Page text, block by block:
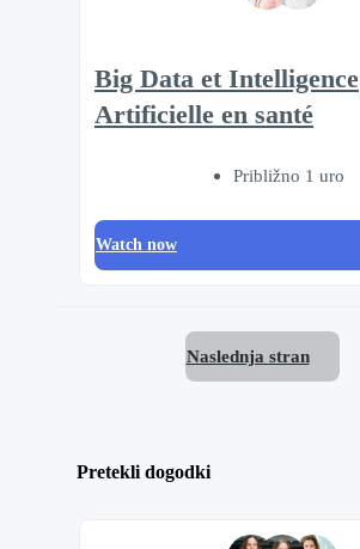
Big Data et Intelligence
Artificielle en santé
Približno 1 uro
Watch now
Naslednja stran
Pretekli dogodki